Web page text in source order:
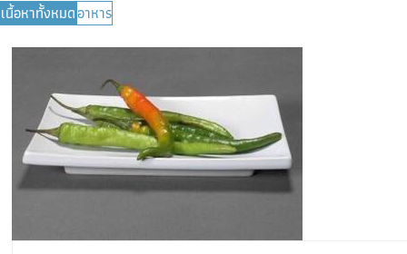
เนื้อหาทั้งหมดอาหาร